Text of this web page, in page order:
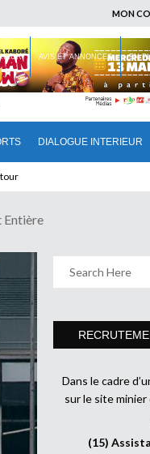
MON
DIALOGUE INTERIEUR
AVIS ET ANNONCES EN
Entière
Dans le cadre
sur le site
(15)